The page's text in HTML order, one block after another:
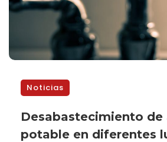
Noticias
Desabastecimiento de
potable en diferentes